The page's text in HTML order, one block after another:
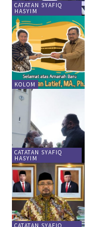
CATATAN SYAFIQ
HASYIM
KOLOM
CATATAN SYAFIQ
HASYIM